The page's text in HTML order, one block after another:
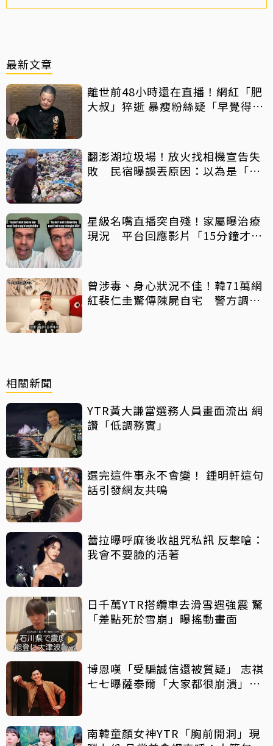
最新文章
離世前48小時還在直播！網紅「肥
大叔」猝逝 暴瘦粉絲疑「早覺得不
翻澎湖垃圾場！放火找相機宣告失
敗 民宿曝誤丟原因：以為是「按
星級名嘴直播突自殘！家屬曝治療
現況 平台回應影片「15分鐘才下
曾涉毒、身心狀況不佳！韓71萬網
紅裴仁圭驚傳陳屍自宅 警方調查
相關新聞
YTR黃大謙當選務人員畫面流出 網
讚「低調務實」
選完這件事永不會變！ 鍾明軒這句
話引發網友共鳴
蕾拉曝呼麻後收詛咒私訊 反擊嗆：
我會不要臉的活著
日千萬YTR搭纜車去滑雪遇強震 驚
「差點死於雪崩」曝搖動畫面
博恩嘆「受騙誠信還被質疑」 志祺
七七曝薩泰爾「大家都很崩潰」：
南韓童顏女神YTR「胸前開洞」現